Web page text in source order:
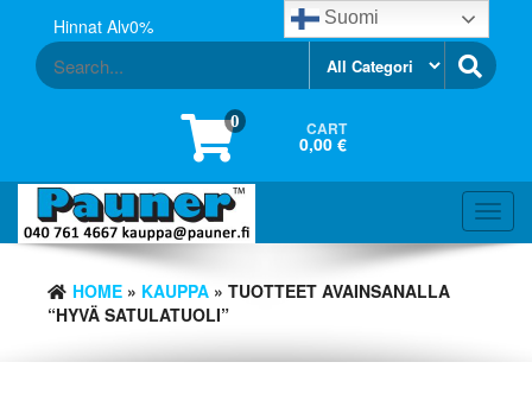
content
Hinnat Alv0%
0 CART
0,00 €
HOME » KAUPPA » TUOTTEET AVAINSANALLA
“HYVÄ SATULATUOLI”
Suomi